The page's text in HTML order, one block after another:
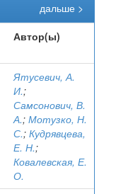
дальше >
Автор(ы)
Ятусевич, А.
И.;
Самсонович, В.
А.; Мотузко, Н.
С.; Кудрявцева,
Е. Н.;
Ковалевская, Е.
О.